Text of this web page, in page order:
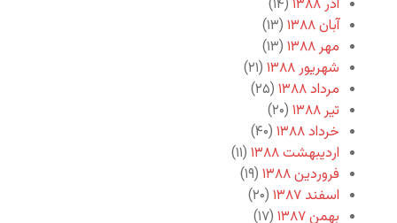
آذر ۱۳۸۸
(۱۴)
آبان ۱۳۸۸
(۱۳)
مهر ۱۳۸۸
(۱۳)
شهریور ۱۳۸۸
(۲۱)
مرداد ۱۳۸۸
(۲۵)
تیر ۱۳۸۸
(۲۰)
خرداد ۱۳۸۸
(۴۰)
اردیبهشت ۱۳۸۸
(۱۱)
فروردین ۱۳۸۸
(۱۹)
اسفند ۱۳۸۷
(۲۰)
بهمن ۱۳۸۷
(۱۷)